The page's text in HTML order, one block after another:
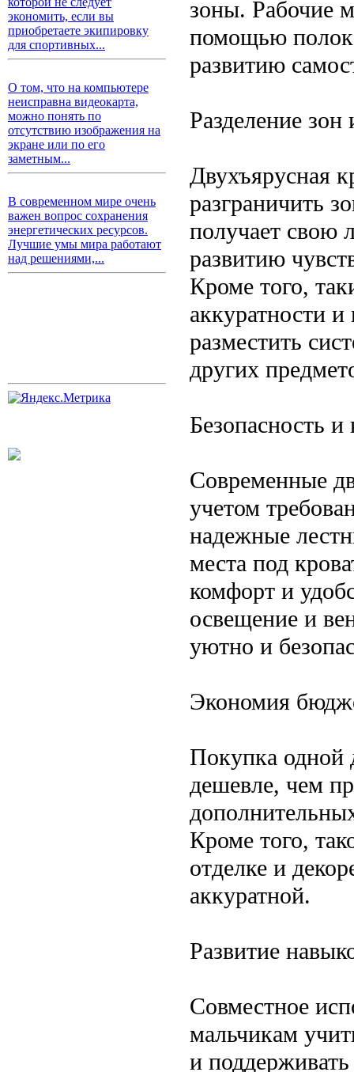
экономить, если вы
приобретаете экипировку
для спортивных...
О том, что на компьютере
неисправна видеокарта,
можно понять по
отсутствию изображения на
экране или по его
заметным...
В современном мире очень
важен вопрос сохранения
энергетических ресурсов.
Лучшие умы мира работают
над решениями,...
зоны. Рабочие
помощью
развитию
Разделение зон
Двухъярусная
разграничить
получает свою
развитию
Кроме того,
аккуратности
разместить
других
Безопасность
Современные
учетом
надежные
места под
комфорт и
освещение и
уютно и
Экономия
Покупка одной
дешевле, чем
Кроме того,
отделке и
аккуратной.
Развитие
Совместное
мальчикам
и